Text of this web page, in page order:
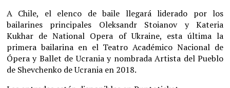
A Chile, el elenco de baile llegará liderado por los
bailarines principales Oleksandr Stoianov y Kateria
Kukhar de National Opera of Ukraine, esta última la
primera bailarina en el Teatro Académico Nacional de
Ópera y Ballet de Ucrania y nombrada Artista del Pueblo
de Shevchenko de Ucrania en 2018.